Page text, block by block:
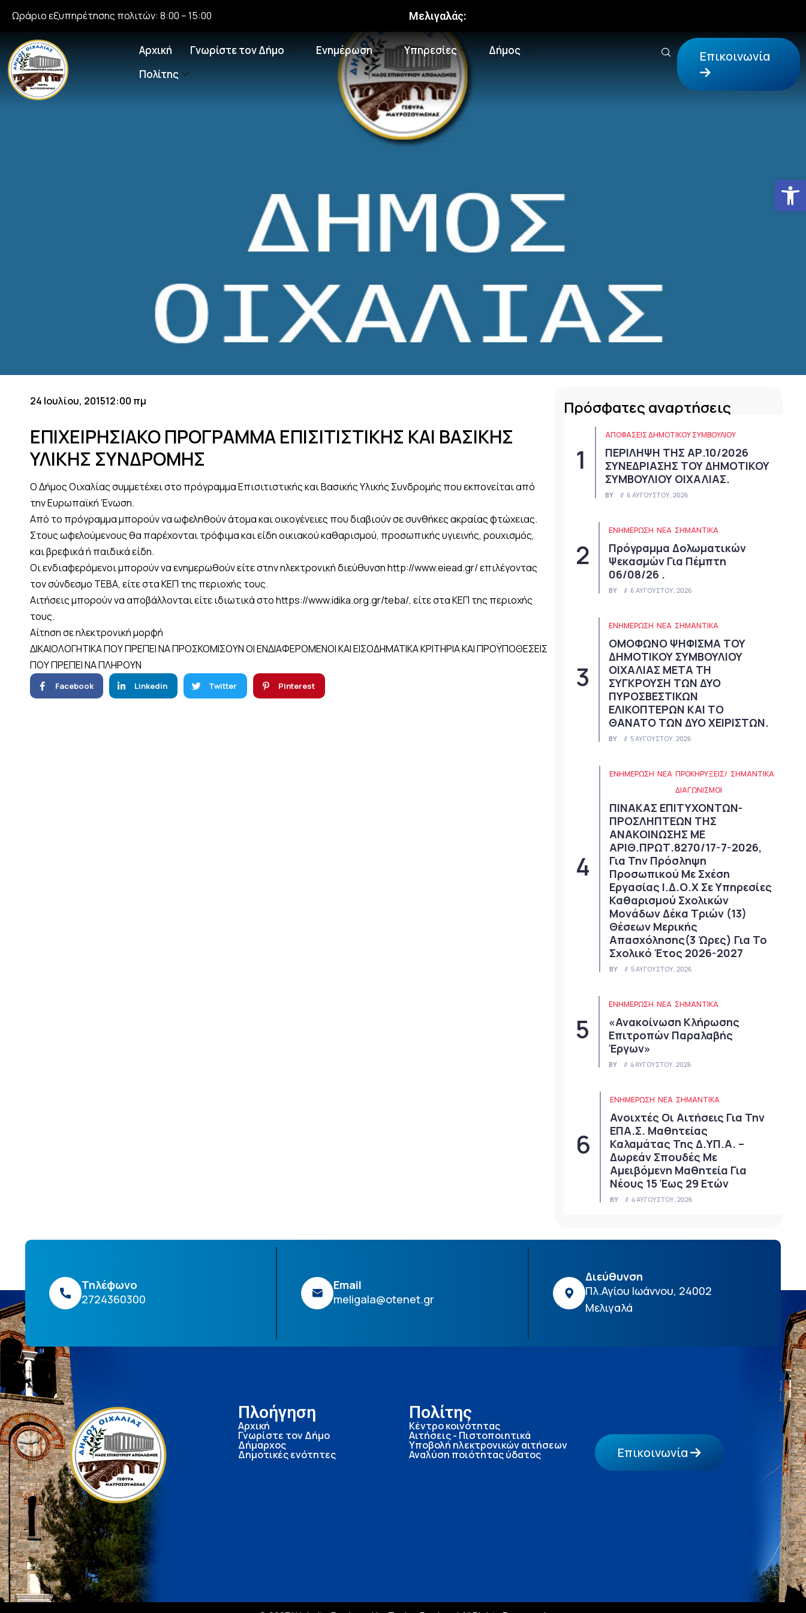
Ωράριο εξυπηρέτησης πολιτών: 8:00 – 15:00 Μελιγαλάς:
Αρχική Γνωρίστε τον Δήμο Ενημέρωση Υπηρεσίες
Δήμος
Πολίτης
Επικοινωνία
24 Ιουλίου, 201512:00 πμ
ΕΠΙΧΕΙΡΗΣΙΑΚΟ ΠΡΟΓΡΑΜΜΑ ΕΠΙΣΙΤΙΣΤΙΚΗΣ ΚΑΙ ΒΑΣΙΚΗΣ
ΥΛΙΚΗΣ ΣΥΝΔΡΟΜΗΣ
Ο Δήμος Οιχαλίας συμμετέχει στο πρόγραμμα Επισιτιστικής και Βασικής Υλικής Συνδρομής που εκπονείται από
την Ευρωπαϊκή Ένωση.
Από το πρόγραμμα μπορούν να ωφεληθούν άτομα και οικογένειες που διαβιούν σε συνθήκες ακραίας φτώχειας.
Στους ωφελούμενους θα παρέχονται τρόφιμα και είδη οικιακού καθαρισμού, προσωπικής υγιεινής, ρουχισμός,
και βρεφικά ή παιδικά είδη.
Οι ενδιαφερόμενοι μπορούν να ενημερωθούν είτε στην ηλεκτρονική διεύθυνση http://www.eiead.gr/ επιλέγοντας
τον σύνδεσμο ΤΕΒΑ, είτε στα ΚΕΠ της περιοχής τους.
Αιτήσεις μπορούν να αποβάλλονται είτε ιδιωτικά στο https://www.idika.org.gr/teba/, είτε στα ΚΕΠ της περιοχής
τους.
Αίτηση σε ηλεκτρονική μορφή
ΔΙΚΑΙΟΛΟΓΗΤΙΚΑ ΠΟΥ ΠΡΕΠΕΙ ΝΑ ΠΡΟΣΚΟΜΙΣΟΥΝ ΟΙ ΕΝΔΙΑΦΕΡΟΜΕΝΟΙ ΚΑΙ ΕΙΣΟΔΗΜΑΤΙΚΑ ΚΡΙΤΗΡΙΑ ΚΑΙ ΠΡΟΫΠΟΘΕΣΕΙΣ
ΠΟΥ ΠΡΕΠΕΙ ΝΑ ΠΛΗΡΟΥΝ
Facebook Linkedin Twitter Pinterest
Πρόσφατες αναρτήσεις
ΑΠΟΦΆΣΕΙΣ ΔΗΜΟΤΙΚΟΎ ΣΥΜΒΟΥΛΊΟΥ
ΠΕΡΙΛΗΨΗ ΤΗΣ ΑΡ.10/2026
ΣΥΝΕΔΡΙΑΣΗΣ ΤΟΥ ΔΗΜΟΤΙΚΟΥ
ΣΥΜΒΟΥΛΙΟΥ ΟΙΧΑΛΙΑΣ.
BY 6 ΑΥΓΟΎΣΤΟΥ, 2026
ΕΝΗΜΕΡΩΣΗ ΝΈΑ ΣΗΜΑΝΤΙΚΆ
Πρόγραμμα Δολωματικών
Ψεκασμών Για Πέμπτη
06/08/26 .
BY 6 ΑΥΓΟΎΣΤΟΥ, 2026
ΕΝΗΜΕΡΩΣΗ ΝΈΑ ΣΗΜΑΝΤΙΚΆ
ΟΜΟΦΩΝΟ ΨΗΦΙΣΜΑ ΤΟΥ
ΔΗΜΟΤΙΚΟΥ ΣΥΜΒΟΥΛΙΟΥ
ΟΙΧΑΛΙΑΣ ΜΕΤΑ ΤΗ
ΣΥΓΚΡΟΥΣΗ ΤΩΝ ΔΥΟ
ΠΥΡΟΣΒΕΣΤΙΚΩΝ
ΕΛΙΚΟΠΤΕΡΩΝ ΚΑΙ ΤΟ
ΘΑΝΑΤΟ ΤΩΝ ΔΥΟ ΧΕΙΡΙΣΤΩΝ.
BY 5 ΑΥΓΟΎΣΤΟΥ, 2026
ΕΝΗΜΕΡΩΣΗ ΝΈΑ ΠΡΟΚΗΡΎΞΕΙΣ/
ΔΙΑΓΩΝΙΣΜΟΊ
ΣΗΜΑΝΤΙΚΆ
ΠΙΝΑΚΑΣ ΕΠΙΤΥΧΟΝΤΩΝ-
ΠΡΟΣΛΗΠΤΕΩΝ ΤΗΣ
ΑΝΑΚΟΙΝΩΣΗΣ ΜΕ
ΑΡΙΘ.ΠΡΩΤ.8270/17-7-2026,
Για Την Πρόσληψη
Προσωπικού Με Σχέση
Εργασίας Ι.Δ.Ο.Χ Σε Υπηρεσίες
Καθαρισμού Σχολικών
Μονάδων Δέκα Τριών (13)
Θέσεων Μερικής
Απασχόλησης(3 Ώρες) Για Το
Σχολικό Έτος 2026-2027
BY 5 ΑΥΓΟΎΣΤΟΥ, 2026
ΕΝΗΜΕΡΩΣΗ ΝΈΑ ΣΗΜΑΝΤΙΚΆ
«Ανακοίνωση Κλήρωσης
Επιτροπών Παραλαβής
Έργων»
BY 4 ΑΥΓΟΎΣΤΟΥ, 2026
ΕΝΗΜΕΡΩΣΗ ΝΈΑ ΣΗΜΑΝΤΙΚΆ
Ανοιχτές Οι Αιτήσεις Για Την
ΕΠΑ.Σ. Μαθητείας
Καλαμάτας Της Δ.ΥΠ.Α. –
Δωρεάν Σπουδές Με
Αμειβόμενη Μαθητεία Για
Νέους 15 Έως 29 Ετών
BY 4 ΑΥΓΟΎΣΤΟΥ, 2026
Τηλέφωνο
2724360300
Email
meligala@otenet.gr
Διεύθυνση
Πλ.Αγίου Ιωάννου, 24002
Μελιγαλά
Πλοήγηση
Αρχική
Γνωρίστε τον Δήμο
Δήμαρχος
Δημοτικές ενότητες
Πολίτης
Κέντρο κοινότητας
Αιτήσεις - Πιστοποιητικά
Υποβολή ηλεκτρονικών αιτήσεων
Αναλύση ποιότητας ύδατος Επικοινωνία